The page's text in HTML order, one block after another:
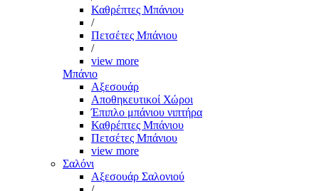
Καθρέπτες Μπάνιου
/
Πετσέτες Μπάνιου
/
view more
Μπάνιο
Αξεσουάρ
Αποθηκευτικοί Χώροι
Έπιπλο μπάνιου νιπτήρα
Καθρέπτες Μπάνιου
Πετσέτες Μπάνιου
view more
Σαλόνι
Αξεσουάρ Σαλονιού